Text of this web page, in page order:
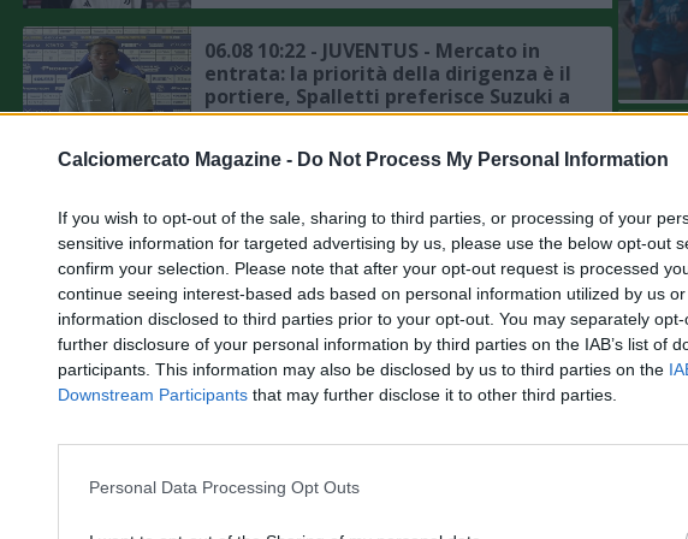
Calciomercato Magazine - Do Not Process My Personal Information
If you wish to opt-out of the sale, sharing to third parties, or processing of your
sensitive information for targeted advertising by us, please use the below opt-out
confirm your selection. Please note that after your opt-out request is processed
continue seeing interest-based ads based on personal information utilized by us
information disclosed to third parties prior to your opt-out. You may separately
further disclosure of your personal information by third parties on the IAB’s list of
participants. This information may also be disclosed by us to third parties on the
Downstream Participants that may further disclose it to other third parties.
Personal Data Processing Opt Outs
06.08 10:22 - JUVENTUS - Mercato in
entrata: la priorità della dirigenza è il
portiere, Spalletti preferisce Suzuki a
Vicario
06.08 10:17 - IL COMMENTO -
"provinciale", il movimento penalizza
chi ha il passaporto della Repubblica
italiana"
06.08 10:09 - MERCATO - Inter, si fa
complicata la questione Romero, il
punto sulla trattativa
06.08 02:00 - MERCATO - Manchester
altri nomi per l'attacco dei Red Devils
mercato non mi influenza, la
del